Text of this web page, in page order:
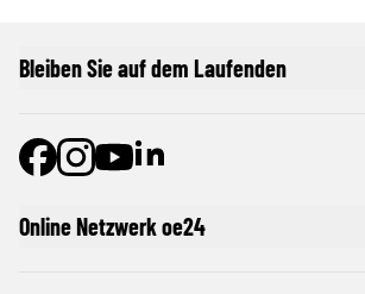
Online Netzwerk oe24
Bleiben Sie auf dem Laufenden